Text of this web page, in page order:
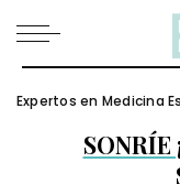
Expertos en Medicina
SONRÍE